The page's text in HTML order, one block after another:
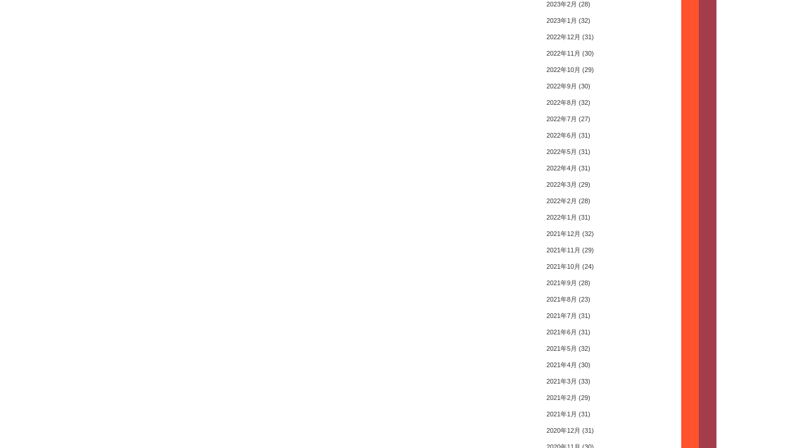
2023年2月 (28)
2023年1月 (32)
2022年12月 (31)
2022年11月 (30)
2022年10月 (29)
2022年9月 (30)
2022年8月 (32)
2022年7月 (27)
2022年6月 (31)
2022年5月 (31)
2022年4月 (31)
2022年3月 (29)
2022年2月 (28)
2022年1月 (31)
2021年12月 (32)
2021年11月 (29)
2021年10月 (24)
2021年9月 (28)
2021年8月 (23)
2021年7月 (31)
2021年6月 (31)
2021年5月 (32)
2021年4月 (30)
2021年3月 (33)
2021年2月 (29)
2021年1月 (31)
2020年12月 (31)